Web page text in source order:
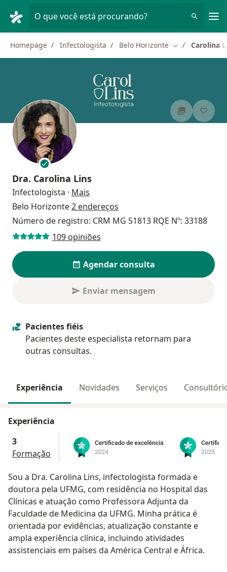
O que você está procurando?
Homepage Infectologista Belo Horizonte Mudar deCarolina
Dra. Carolina Lins
Infectologista · Mais
Belo Horizonte2 endereços
Número de registro: CRM MG 51813 RQE Nº: 33188
109 opiniões
Agendar consulta
Enviar mensagem
Pacientes fiéis
Pacientes deste especialista retornam para
outras consultas.
Experiência Novidades Serviços
Experiência
3
Formação
Sou a Dra. Carolina Lins, infectologista formada e
doutora pela UFMG, com residência no Hospital das
Clínicas e atuação como Professora Adjunta da
Faculdade de Medicina da UFMG. Minha prática é
orientada por evidências, atualização constante e
ampla experiência clínica, incluindo atividades
assistenciais em países da América Central e África.